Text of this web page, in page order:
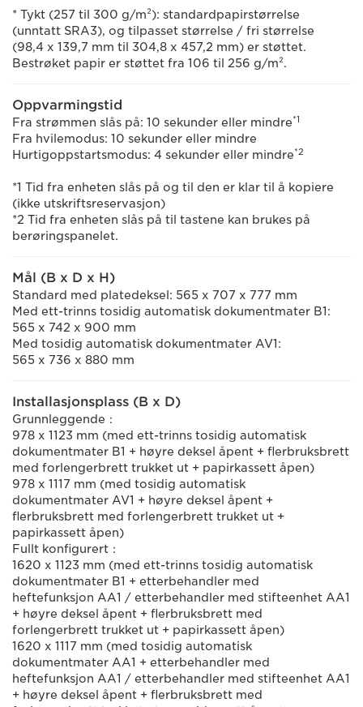
* Tykt (257 til 300 g/m²): standardpapirstørrelse
(unntatt SRA3), og tilpasset størrelse / fri størrelse
(98,4 x 139,7 mm til 304,8 x 457,2 mm) er støttet.
Bestrøket papir er støttet fra 106 til 256 g/m².
Oppvarmingstid
Fra strømmen slås på: 10 sekunder eller mindre*1
Fra hvilemodus: 10 sekunder eller mindre
Hurtigoppstartsmodus: 4 sekunder eller mindre*2
*1 Tid fra enheten slås på og til den er klar til å kopiere
(ikke utskriftsreservasjon)
*2 Tid fra enheten slås på til tastene kan brukes på
berøringspanelet.
Mål (B x D x H)
Standard med platedeksel: 565 x 707 x 777 mm
Med ett-trinns tosidig automatisk dokumentmater B1:
565 x 742 x 900 mm
Med tosidig automatisk dokumentmater AV1:
565 x 736 x 880 mm
Installasjonsplass (B x D)
Grunnleggende：
978 x 1123 mm (med ett-trinns tosidig automatisk
dokumentmater B1 + høyre deksel åpent + flerbruksbrett
med forlengerbrett trukket ut + papirkassett åpen)
978 x 1117 mm (med tosidig automatisk
dokumentmater AV1 + høyre deksel åpent +
flerbruksbrett med forlengerbrett trukket ut +
papirkassett åpen)
Fullt konfigurert：
1620 x 1123 mm (med ett-trinns tosidig automatisk
dokumentmater B1 + etterbehandler med
heftefunksjon AA1 / etterbehandler med stifteenhet AA1
+ høyre deksel åpent + flerbruksbrett med
forlengerbrett trukket ut + papirkassett åpen)
1620 x 1117 mm (med tosidig automatisk
dokumentmater AA1 + etterbehandler med
heftefunksjon AA1 / etterbehandler med stifteenhet AA1
+ høyre deksel åpent + flerbruksbrett med